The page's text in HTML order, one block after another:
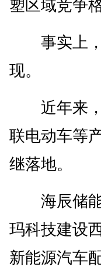
塑区域竞争
事实上，“
现。
近年来，
联电动车等
继落地。
海辰储能
玛科技建设
新能源汽车